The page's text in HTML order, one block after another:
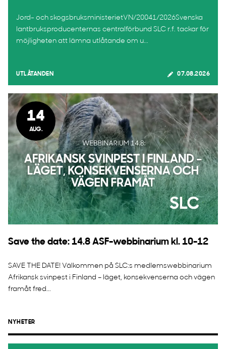
Jord- och skogsbruksministerietVN/20041/2026Svenska
lantbruksproducenternas centralförbund SLC r.f. tackar för
möjligheten att lämna utlåtande om u...
UTLÅTANDEN 07.08.2026
14
AUG.
Save the date: 14.8 ASF-webbinarium kl. 10-12
SAVE THE DATE! Välkommen på SLC:s medlemswebbinarium
Afrikansk svinpest i Finland – läget, konsekvenserna och vägen
framåt fred...
NYHETER